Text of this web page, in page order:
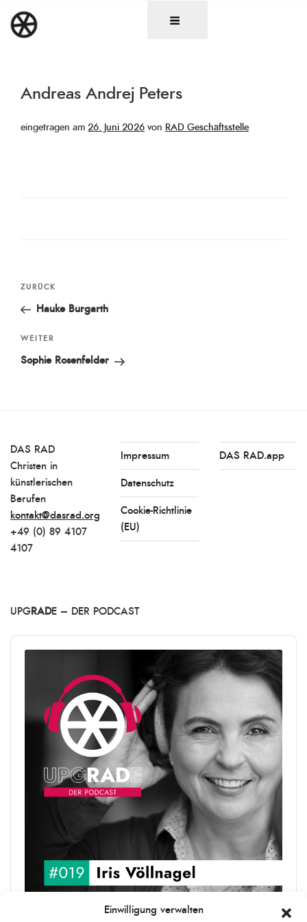
Einwilligung verwalten
Inhalt
springen
Andreas Andrej Peters
eingetragen am Veröffentlicht
26. Juni 2026 von RAD Geschäftsstelle
Beitragsnavigation
Vorheriger
Beitrag
ZURÜCK
Hauke Burgarth
Nächster
Beitrag
WEITER
Sophie Rosenfelder
DAS RAD
Christen in
künstlerischen
Berufen
kontakt@dasrad.org
+49 (0) 89 4107
4107
Impressum
Datenschutz
Cookie-Richtlinie
(EU)
DAS RAD.app
UPG RADE – DER PODCAST
Audio